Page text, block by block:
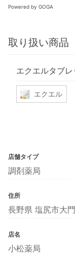
Powered by GOGA
取り扱い商品
エクエルタブレ
エクエル
店舗タイプ
調剤薬局
住所
長野県 塩尻市大
店名
小松薬局